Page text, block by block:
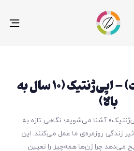
(۱۰ سال به
بالا)
آشنا می‌شویم؛ نگاهی تازه به
زندگی روزمره‌ی ما عمل می‌کنند. این
می‌دهد چرا ژن‌ها همه‌چیز را تعیین